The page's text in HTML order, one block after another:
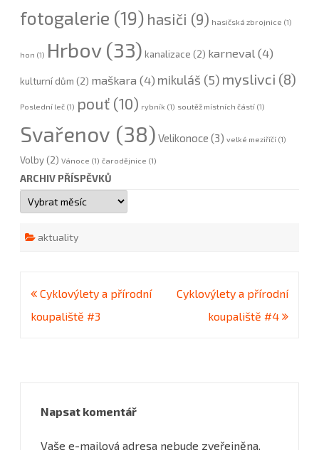
fotogalerie (19) hasiči (9) hasičská zbrojnice (1)
hon (1) Hrbov(33) kanalizace (2) karneval (4)
kulturní dům (2) maškara (4) mikuláš (5) myslivci (8)
Poslední leč (1) pouť (10) rybník (1) soutěž místních částí (1)
Svařenov (38) Velikonoce (3) velké meziříčí (1)
Volby (2) Vánoce (1) čarodějnice (1)
ARCHIV PŘÍSPĚVKŮ
Archiv
příspěvků
aktuality
Navigace
pro
Cyklovýlety a přírodní
koupaliště #3
Cyklovýlety a přírodní
koupaliště #4
Napsat komentář
Vaše e-mailová adresa nebude zveřejněna.